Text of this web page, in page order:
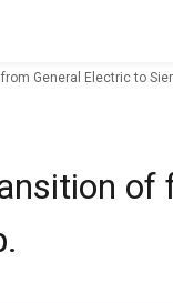
General Electric to
of